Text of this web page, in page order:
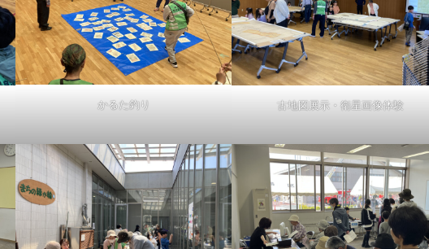
かるた釣り 古地図展示・衛星画像体験